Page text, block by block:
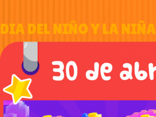
DIA DEL NIÑO Y LA NIÑA